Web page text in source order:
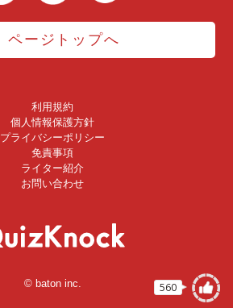
560
ページトップへ
利用規約
個人情報保護方針
プライバシーポリシー
免責事項
ライター紹介
お問い合わせ
© baton inc.